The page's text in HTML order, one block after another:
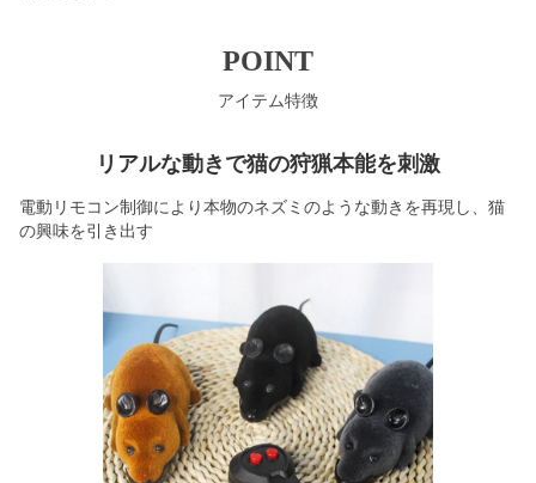
POINT
アイテム特徴
リアルな動きで猫の狩猟本能を刺激
電動リモコン制御により本物のネズミのような動きを再現し、猫
の興味を引き出す